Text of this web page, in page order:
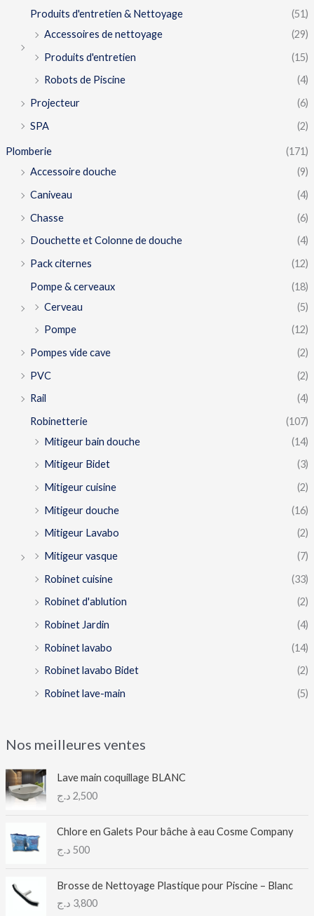
Produits d'entretien & Nettoyage
(51)
Accessoires de nettoyage
(29)
Produits d'entretien
(15)
Robots de Piscine
(4)
Projecteur
(6)
SPA
(2)
Plomberie
(171)
Accessoire douche
(9)
Caniveau
(4)
Chasse
(6)
Douchette et Colonne de douche
(4)
Pack citernes
(12)
Pompe & cerveaux
(18)
Cerveau
(5)
Pompe
(12)
Pompes vide cave
(2)
PVC
(2)
Rail
(4)
Robinetterie
(107)
Mitigeur bain douche
(14)
Mitigeur Bidet
(3)
Mitigeur cuisine
(2)
Mitigeur douche
(16)
Mitigeur Lavabo
(2)
Mitigeur vasque
(7)
Robinet cuisine
(33)
Robinet d'ablution
(2)
Robinet Jardin
(4)
Robinet lavabo
(14)
Robinet lavabo Bidet
(2)
Robinet lave-main
(5)
Nos meilleures ventes
Lave main coquillage BLANC
2,500 د.ج
Chlore en Galets Pour bâche à eau Cosme Company
500 د.ج
Brosse de Nettoyage Plastique pour Piscine – Blanc
3,800 د.ج